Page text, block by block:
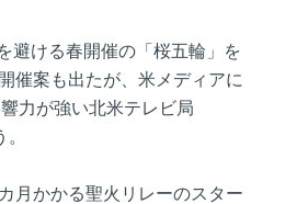
避ける春開催の「桜五輪」を
催案も出たが、米メディアに
力が強い北米テレビ局
月かかる聖火リレーのスター